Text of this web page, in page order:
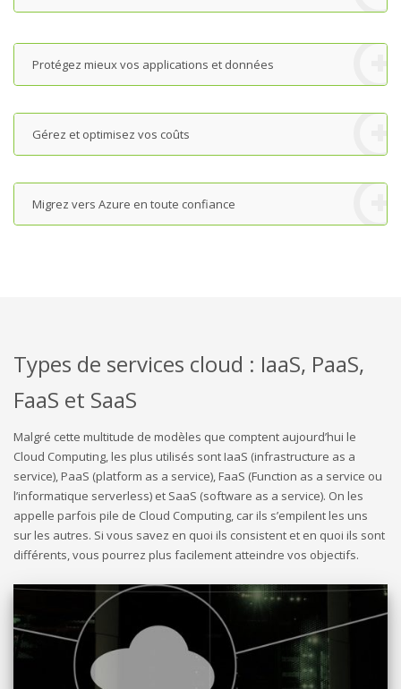
Protégez mieux vos applications et données
Gérez et optimisez vos coûts
Migrez vers Azure en toute confiance
Types de services cloud : IaaS, PaaS,
FaaS et SaaS
Malgré cette multitude de modèles que comptent aujourd’hui le
Cloud Computing, les plus utilisés sont IaaS (infrastructure as a
service), PaaS (platform as a service), FaaS (Function as a service ou
l’informatique serverless) et SaaS (software as a service). On les
appelle parfois pile de Cloud Computing, car ils s’empilent les uns
sur les autres. Si vous savez en quoi ils consistent et en quoi ils sont
différents, vous pourrez plus facilement atteindre vos objectifs.